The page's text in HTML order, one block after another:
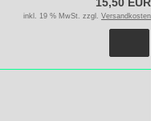
inkl. 19 % MwSt. zzgl. Versandkosten